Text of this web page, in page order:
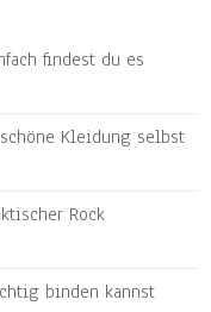
findest du es
Kleidung selbst
Rock
binden kannst